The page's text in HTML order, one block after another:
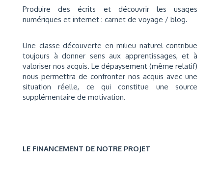
Produire des écrits et découvrir les usages
numériques et internet : carnet de voyage / blog.
Une classe découverte en milieu naturel contribue
toujours à donner sens aux apprentissages, et à
valoriser nos acquis. Le dépaysement (même relatif)
nous permettra de confronter nos acquis avec une
situation réelle, ce qui constitue une source
supplémentaire de motivation.
LE FINANCEMENT DE NOTRE PROJET